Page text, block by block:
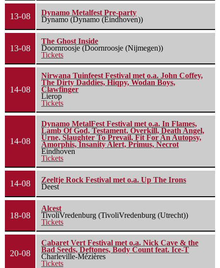
13-08
Dynamo Metalfest Pre-party
Dynamo (Dynamo (Eindhoven))
13-08
The Ghost Inside
Doornroosje (Doornroosje (Nijmegen))
Tickets
14-08
Nirwana Tuinfeest Festival met o.a. John Coffey,
The Dirty Daddies, Hiqpy, Wodan Boys,
Clawfinger
Lierop
Tickets
14-08
Dynamo MetalFest Festival met o.a. In Flames,
Lamb Of God, Testament, Overkill, Death Angel,
Urne, Slaughter To Prevail, Fit For An Autopsy,
Amorphis, Insanity Alert, Primus, Necrot
Eindhoven
Tickets
14-08
Zeeltje Rock Festival met o.a. Up The Irons
Deest
18-08
Alcest
TivoliVredenburg (TivoliVredenburg (Utrecht))
Tickets
20-08
Cabaret Vert Festival met o.a. Nick Cave & the
Bad Seeds, Deftones, Body Count feat. Ice-T
Charleville-Mézières
Tickets